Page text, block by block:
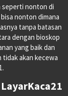
seperti nonton di
nonton dimana
tanpa batasan
dengan bioskop
yang baik dan
tidak akan kecewa